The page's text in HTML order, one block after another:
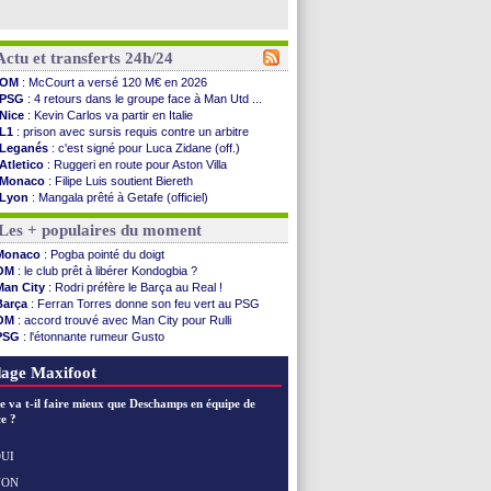
et transferts 24h/24
OM : McCourt a versé 120 M€ en 2026
PSG : 4 retours dans le groupe face à Man Utd ...
Nice : Kevin Carlos va partir en Italie
L1 : prison avec sursis requis contre un arbitre
Leganés : c'est signé pour Luca Zidane (off.)
Atletico : Ruggeri en route pour Aston Villa
Monaco : Filipe Luis soutient Biereth
Lyon : Mangala prêté à Getafe (officiel)
PSG: Nsoki va signer en Croatie
Arsenal: Naples vise Gabriel Jesus
Real: Mastantuono prêté à la Fiorentina (off.)
Man City : accord avec le Barça pour Rodri ?
Rennes: Haise a prolongé (officiel)
Palace: Tomiyasu a convaincu (officiel)
OM: B. Genesio - "ce n'est pas idéal"
TFC: Sion Oppong signe pour 4 ans (officiel)
PSG : Liverpool va proposer 115 M€ pour ...
PSG : Mbaye, deux pistes se détachent
Grenade: Luca Zidane va changer de club
Juve
Arsenal
+ populaires du moment
: Pogba pointé du doigt
: le club prêt à libérer Kondogbia ?
City : Rodri préfère le Barça au Real !
: Ferran Torres donne son feu vert au PSG
: accord trouvé avec Man City pour Rulli
: l'étonnante rumeur Gusto
: Owori battu à mort à Kampala
Maxifoot
va t-il faire mieux que Deschamps en équipe de
?